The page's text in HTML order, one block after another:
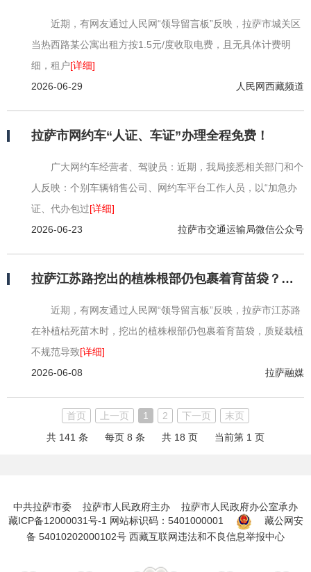
近期，有网友通过人民网“领导留言板”反映，拉萨市城关区
当热西路某公寓出租方按1.5元/度收取电费，且无具体计费明
细，租户[详细]
2026-06-29
人民网西藏频道
拉萨市网约车“人证、车证”办理全程免费！
广大网约车经营者、驾驶员：近期，我局接悉相关部门和个
人反映：个别车辆销售公司、网约车平台工作人员，以“加急办
证、代办包过[详细]
2026-06-23
拉萨市交通运输局微信公众号
拉萨江苏路挖出的植株根部仍包裹着育苗袋？回应了！
近期，有网友通过人民网“领导留言板”反映，拉萨市江苏路
在补植枯死苗木时，挖出的植株根部仍包裹着育苗袋，质疑栽植
不规范导致[详细]
2026-06-08
拉萨融媒
首页 上一页 1 2 下一页
末页
共 141 条
每页 8 条 共 18 页 当前第 1 页
中共拉萨市委 拉萨市人民政府主办 拉萨市人民政府办公室承办
藏ICP备12000031号-1 网站标识码：5401000001
藏公网安
备 54010202000102号 西藏互联网违法和不良信息举报中心